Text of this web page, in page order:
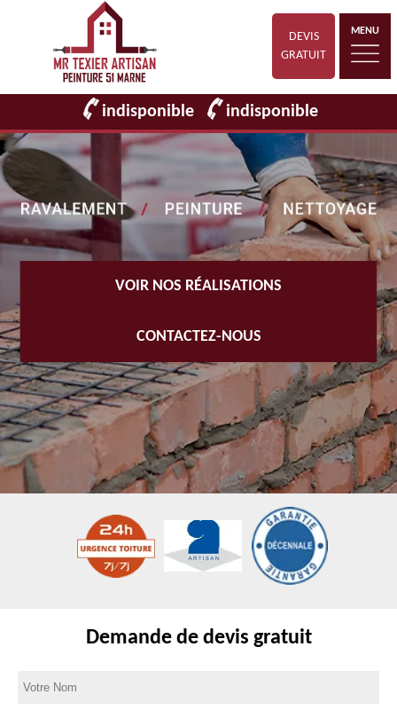
DEVIS
GRATUIT
MENU
indisponible indisponible
VOIR NOS RÉALISATIONS
CONTACTEZ-NOUS
Demande de devis gratuit